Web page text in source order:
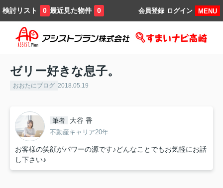
検討リスト 0 最近見た物件 0 MENU
ログイン
会員登録
ゼリー好きな息子。
おおたにブログ 2018.05.19
筆者 大谷 香
不動産キャリア20年
お客様の笑顔がパワーの源です♪どんなことでもお気軽にお話
し下さい♪